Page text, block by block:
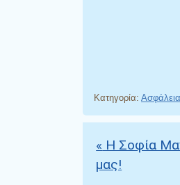
Κατηγορία:
« Η Σοφία
μας!